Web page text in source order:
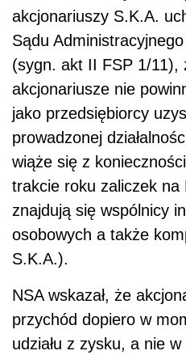
akcjonariuszy S.K.A.
Sądu
(sygn. akt II FSP 1/11),
akcjonariusze nie
jako przedsiębiorcy
prowadzonej
wiąże się z
trakcie roku zaliczek
znajdują się wspólnicy
osobowych a także
S.K.A.).
NSA wskazał, że
przychód dopiero w
udziału z zysku, a nie